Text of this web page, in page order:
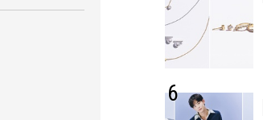
【堀田茜さん】2025年秋の挙